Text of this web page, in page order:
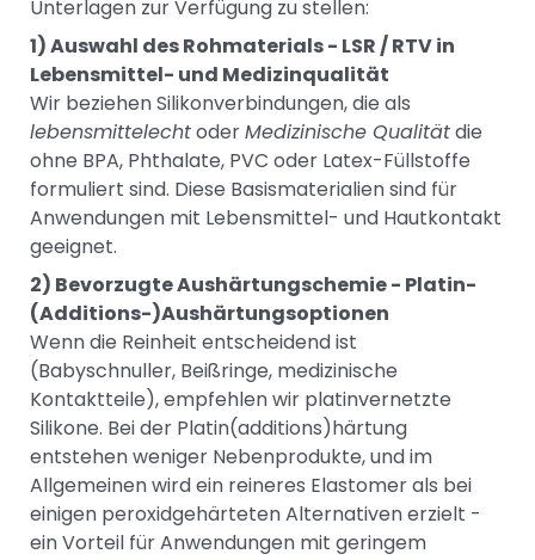
Unterlagen zur Verfügung zu stellen:
1) Auswahl des Rohmaterials - LSR / RTV in
Lebensmittel- und Medizinqualität
Wir beziehen Silikonverbindungen, die als
lebensmittelechtoderMedizinische Qualitätdie
ohne BPA, Phthalate, PVC oder Latex-Füllstoffe
formuliert sind. Diese Basismaterialien sind für
Anwendungen mit Lebensmittel- und Hautkontakt
geeignet.
2) Bevorzugte Aushärtungschemie - Platin-
(Additions-)Aushärtungsoptionen
Wenn die Reinheit entscheidend ist
(Babyschnuller, Beißringe, medizinische
Kontaktteile), empfehlen wir platinvernetzte
Silikone. Bei der Platin(additions)härtung
entstehen weniger Nebenprodukte, und im
Allgemeinen wird ein reineres Elastomer als bei
einigen peroxidgehärteten Alternativen erzielt -
ein Vorteil für Anwendungen mit geringem